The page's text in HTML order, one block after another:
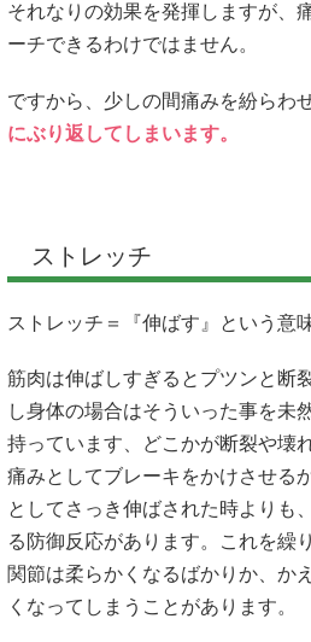
それなりの効果を発揮しますが、
ーチできるわけではません。
ですから、少しの間痛みを紛らわ
にぶり返してしまいます。
ストレッチ
ストレッチ＝『伸ばす』という意
筋肉は伸ばしすぎるとプツンと断
し身体の場合はそういった事を未
持っています、どこかが断裂や壊
痛みとしてブレーキをかけさせる
としてさっき伸ばされた時よりも
る防御反応があります。これを繰
関節は柔らかくなるばかりか、か
くなってしまうことがあります。